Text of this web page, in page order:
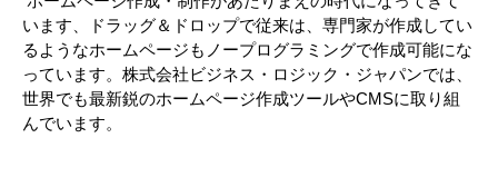
います、ドラッグ＆ドロップで従来は、専門家が作成してい
るようなホームページもノープログラミングで作成可能にな
っています。株式会社ビジネス・ロジック・ジャパンでは、
世界でも最新鋭のホームページ作成ツールやCMSに取り組
んでいます。